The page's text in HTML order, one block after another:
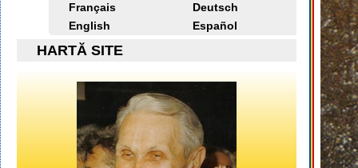
Français
Deutsch
English
Español
HARTĂ SITE